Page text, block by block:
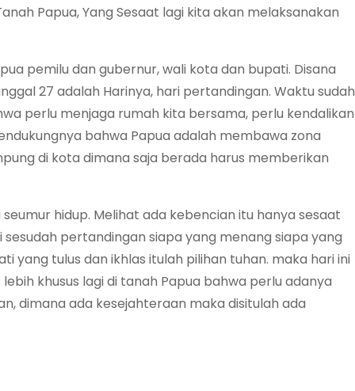
Papua, Yang Sesaat lagi kita akan melaksanakan
pemilu dan gubernur, wali kota dan bupati. Disana
27 adalah Harinya, hari pertandingan. Waktu sudah
perlu menjaga rumah kita bersama, perlu kendalikan
bahwa Papua adalah membawa zona
di kota dimana saja berada harus memberikan
hidup. Melihat ada kebencian itu hanya sesaat
pertandingan siapa yang menang siapa yang
yang tulus dan ikhlas itulah pilihan tuhan. maka hari ini
khusus lagi di tanah Papua bahwa perlu adanya
dimana ada kesejahteraan maka disitulah ada